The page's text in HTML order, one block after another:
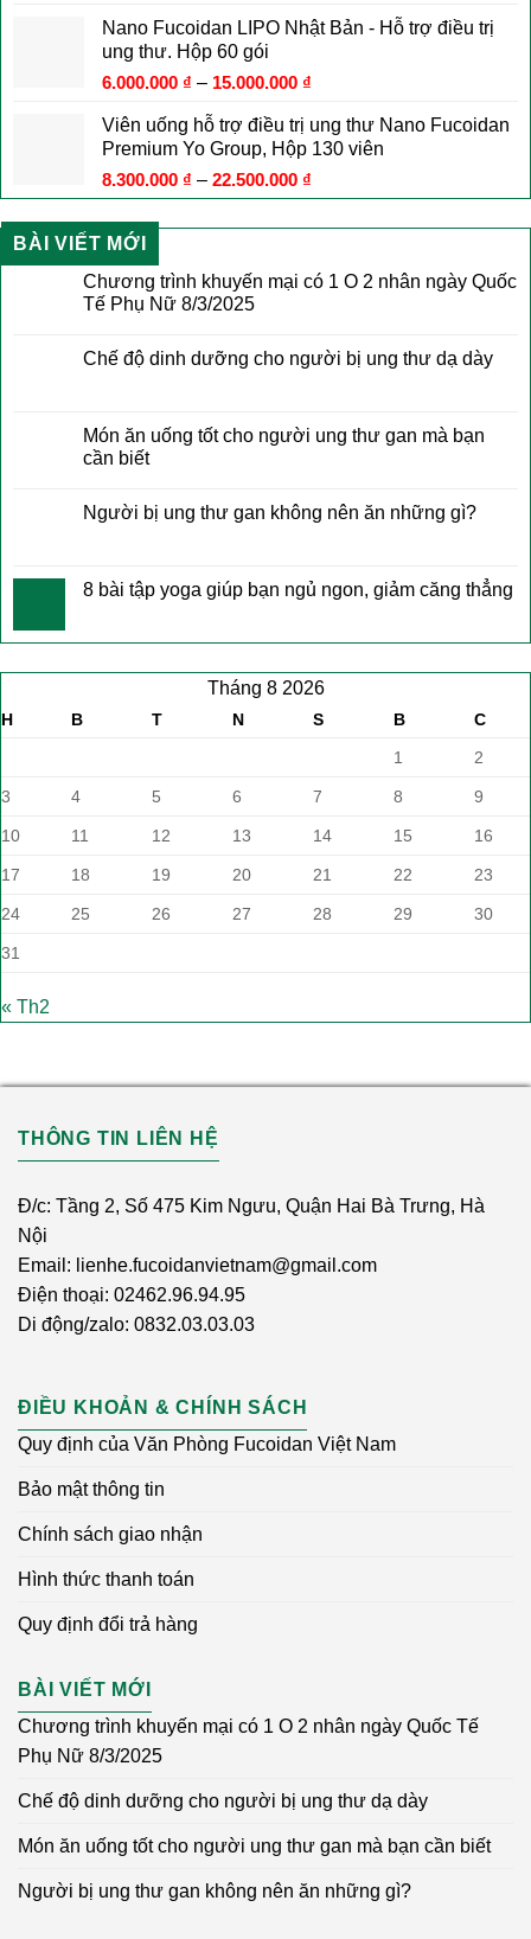
Nano Fucoidan LIPO Nhật Bản - Hỗ trợ điều trị
ung thư. Hộp 60 gói
6.000.000 ₫ – 15.000.000 ₫
Viên uống hỗ trợ điều trị ung thư Nano Fucoidan
Premium Yo Group, Hộp 130 viên
8.300.000 ₫ – 22.500.000 ₫
BÀI VIẾT MỚI
Chương trình khuyến mại có 1 O 2 nhân ngày Quốc
Tế Phụ Nữ 8/3/2025
Chế độ dinh dưỡng cho người bị ung thư dạ dày
Món ăn uống tốt cho người ung thư gan mà bạn
cần biết
Người bị ung thư gan không nên ăn những gì?
8 bài tập yoga giúp bạn ngủ ngon, giảm căng thẳng
Tháng 8 2026
H B T N S B
C
1
2
3 4 5 6 7 8 9
10 11 12 13 14 15 16
17 18 19 20 21 22 23
24 25 26 27 28 29 30
31
« Th2
THÔNG TIN LIÊN HỆ
Đ/c: Tầng 2, Số 475 Kim Ngưu, Quận Hai Bà Trưng, Hà
Nội
Email: lienhe.fucoidanvietnam@gmail.com
Điện thoại: 02462.96.94.95
Di động/zalo: 0832.03.03.03
ĐIỀU KHOẢN & CHÍNH SÁCH
Quy định của Văn Phòng Fucoidan Việt Nam
Bảo mật thông tin
Chính sách giao nhận
Hình thức thanh toán
Quy định đổi trả hàng
BÀI VIẾT MỚI
Chương trình khuyến mại có 1 O 2 nhân ngày Quốc Tế
Phụ Nữ 8/3/2025
Chế độ dinh dưỡng cho người bị ung thư dạ dày
Món ăn uống tốt cho người ung thư gan mà bạn cần biết
Người bị ung thư gan không nên ăn những gì?